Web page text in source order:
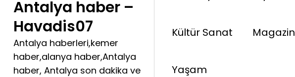
Antalya haber –
Havadis07
Antalya haberleri,kemer
haber,alanya haber,Antalya
haber, Antalya son dakika ve
Kültür Sanat Magazin
Yaşam